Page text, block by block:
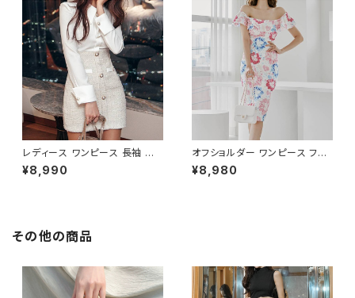
ート 二次会 結婚式 春 夏 秋 冬
お呼ばれ ブラック ベージュ お
しゃれ 高見え 20代 30代 40代
フォーマル 体型カバー 人気 トレ
ンド C-OSS0136
秋 冬 お呼ばれ デート 食事会
フォーマル リゾート パーティー
人気 大人可愛い ホワイト C-O
レディース ワンピース 長袖 シャ
ツワンピース ツイード切替 ミニ
ワンピース 上品 フォーマル ホ
冬 着痩せ効果 きちんと見え カ
¥8,990
オフショルダー ワンピース フラ
ワー柄 タイトワンピース ドレス
花柄ワンピ 春夏 エレガント 大
¥8,980
その他の商品